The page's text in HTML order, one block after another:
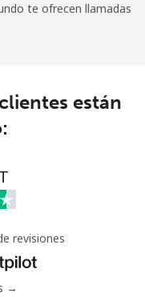
te ofrecen llamadas
están
revisiones
→